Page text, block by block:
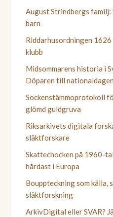
August Strindbergs familj:
barn
Riddarhusordningen
klubb
Midsommarens historia i
Döparen till nationaldagen
Sockenstämmoprotokoll
glömd guldgruva
Riksarkivets digitala
släktforskare
Skattechocken på 1960-
hårdast i Europa
Bouppteckning som källa,
släktforskning
ArkivDigital eller SVAR?